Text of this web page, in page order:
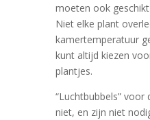
moeten ook
Niet elke plant
kamertemperatuur
kunt altijd kiezen
plantjes.
“Luchtbubbels”
niet, en zijn niet